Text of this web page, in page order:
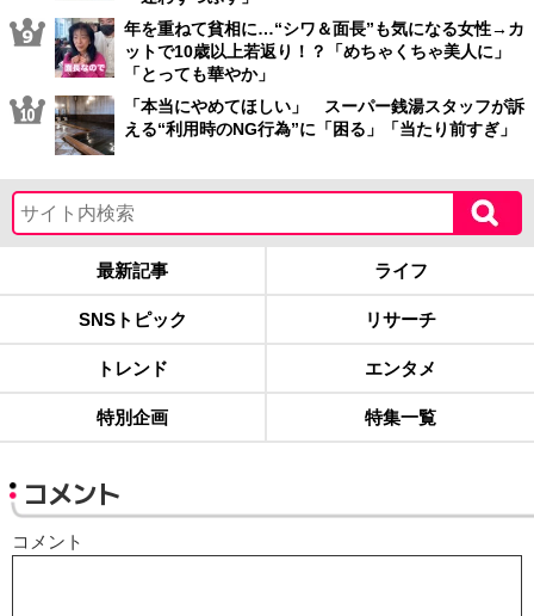
年を重ねて貧相に…“シワ＆面長”も気になる女性→カ
ットで10歳以上若返り！？「めちゃくちゃ美人に」
「とっても華やか」
「本当にやめてほしい」 スーパー銭湯スタッフが訴
える“利用時のNG行為”に「困る」「当たり前すぎ」
最新記事 ライフ
SNSトピック リサーチ
トレンド エンタメ
特別企画 特集一覧
コメント
コメント